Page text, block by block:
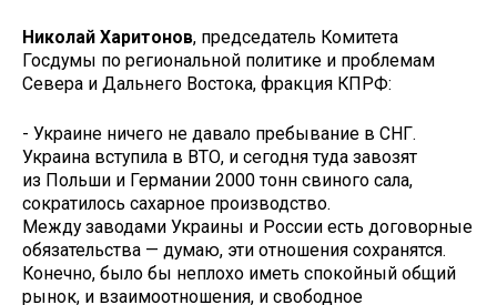
Николай Харитонов, председатель Комитета
Госдумы по региональной политике и проблемам
Севера и Дальнего Востока, фракция КПРФ:
- Украине ничего не давало пребывание в СНГ.
Украина вступила в ВТО, и сегодня туда завозят
из Польши и Германии 2000 тонн свиного сала,
сократилось сахарное производство.
Между заводами Украины и России есть договорные
обязательства — думаю, эти отношения сохранятся.
Конечно, было бы неплохо иметь спокойный общий
рынок, и взаимоотношения, и свободное